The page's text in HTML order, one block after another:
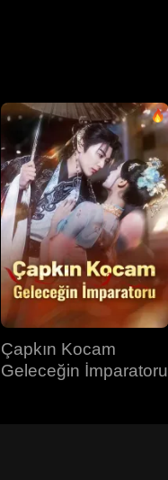
Çapkın Kocam
Geleceğin İmparatoru